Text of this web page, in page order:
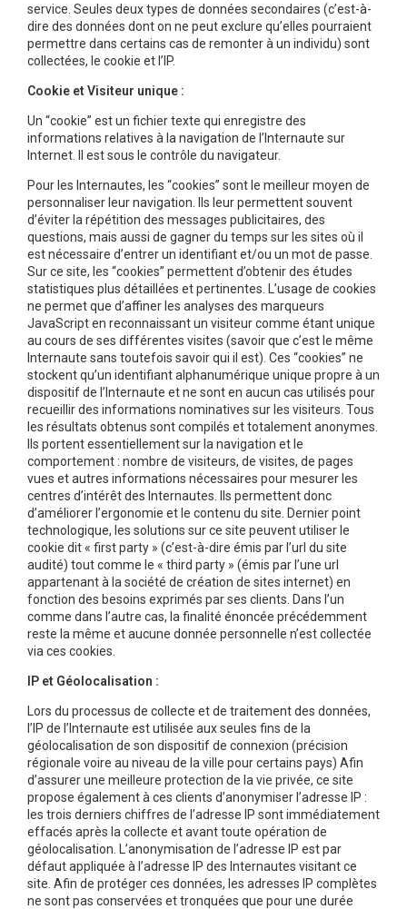
service. Seules deux types de données secondaires (c’est-à-
dire des données dont on ne peut exclure qu’elles pourraient
permettre dans certains cas de remonter à un individu) sont
collectées, le cookie et l’IP.
Cookie et Visiteur unique :
Un “cookie” est un fichier texte qui enregistre des
informations relatives à la navigation de l’Internaute sur
Internet. Il est sous le contrôle du navigateur.
Pour les Internautes, les “cookies” sont le meilleur moyen de
personnaliser leur navigation. Ils leur permettent souvent
d’éviter la répétition des messages publicitaires, des
questions, mais aussi de gagner du temps sur les sites où il
est nécessaire d’entrer un identifiant et/ou un mot de passe.
Sur ce site, les “cookies” permettent d’obtenir des études
statistiques plus détaillées et pertinentes. L’usage de cookies
ne permet que d’affiner les analyses des marqueurs
JavaScript en reconnaissant un visiteur comme étant unique
au cours de ses différentes visites (savoir que c’est le même
Internaute sans toutefois savoir qui il est). Ces “cookies” ne
stockent qu’un identifiant alphanumérique unique propre à un
dispositif de l’Internaute et ne sont en aucun cas utilisés pour
recueillir des informations nominatives sur les visiteurs. Tous
les résultats obtenus sont compilés et totalement anonymes.
Ils portent essentiellement sur la navigation et le
comportement : nombre de visiteurs, de visites, de pages
vues et autres informations nécessaires pour mesurer les
centres d’intérêt des Internautes. Ils permettent donc
d’améliorer l’ergonomie et le contenu du site. Dernier point
technologique, les solutions sur ce site peuvent utiliser le
cookie dit « first party » (c’est-à-dire émis par l’url du site
audité) tout comme le « third party » (émis par l’une url
appartenant à la société de création de sites internet) en
fonction des besoins exprimés par ses clients. Dans l’un
comme dans l’autre cas, la finalité énoncée précédemment
reste la même et aucune donnée personnelle n’est collectée
via ces cookies.
IP et Géolocalisation :
Lors du processus de collecte et de traitement des données,
l’IP de l’Internaute est utilisée aux seules fins de la
géolocalisation de son dispositif de connexion (précision
régionale voire au niveau de la ville pour certains pays) Afin
d’assurer une meilleure protection de la vie privée, ce site
propose également à ces clients d’anonymiser l’adresse IP :
les trois derniers chiffres de l’adresse IP sont immédiatement
effacés après la collecte et avant toute opération de
géolocalisation. L’anonymisation de l’adresse IP est par
défaut appliquée à l’adresse IP des Internautes visitant ce
site. Afin de protéger ces données, les adresses IP complètes
ne sont pas conservées et tronquées que pour une durée